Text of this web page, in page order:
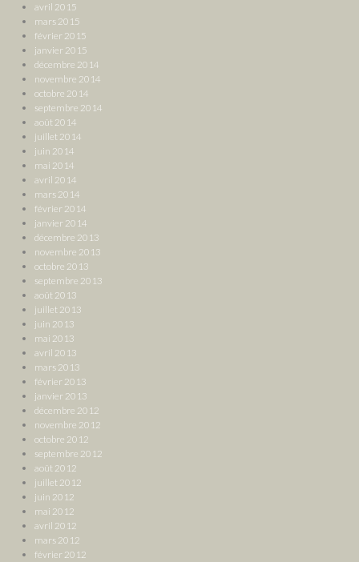
avril 2015
mars 2015
février 2015
janvier 2015
décembre 2014
novembre 2014
octobre 2014
septembre 2014
août 2014
juillet 2014
juin 2014
mai 2014
avril 2014
mars 2014
février 2014
janvier 2014
décembre 2013
novembre 2013
octobre 2013
septembre 2013
août 2013
juillet 2013
juin 2013
mai 2013
avril 2013
mars 2013
février 2013
janvier 2013
décembre 2012
novembre 2012
octobre 2012
septembre 2012
août 2012
juillet 2012
juin 2012
mai 2012
avril 2012
mars 2012
février 2012